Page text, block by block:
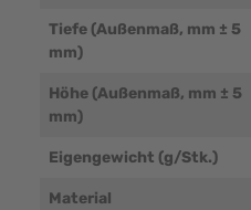
Tiefe (Außenmaß, mm ± 5
mm)
Höhe (Außenmaß, mm ± 5
mm)
Eigengewicht (g/Stk.)
Material